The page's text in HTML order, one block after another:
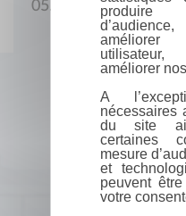
05.57.74.12.74produire
améliorer
A
nécessaires
du site
certaines
mesure
et
peuvent
votre